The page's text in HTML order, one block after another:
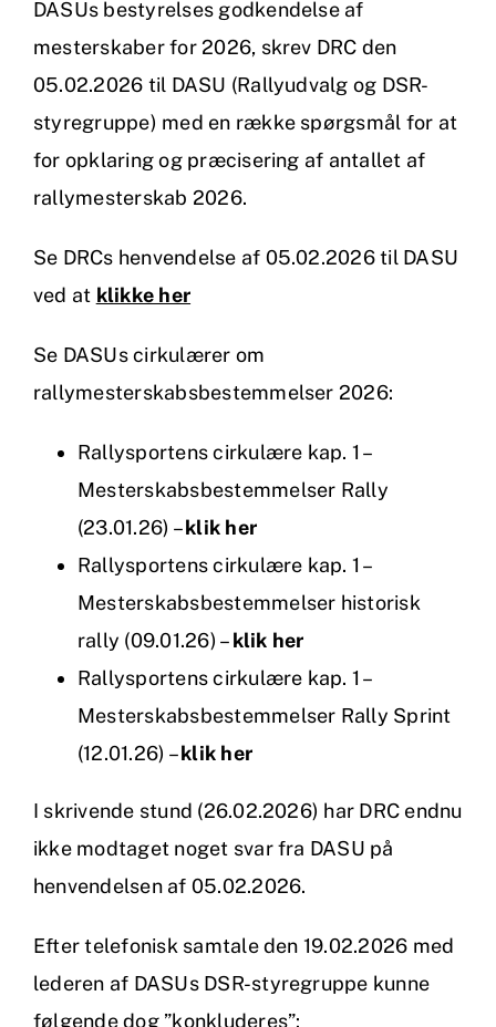
DASUs bestyrelses godkendelse af
mesterskaber for 2026, skrev DRC den
05.02.2026 til DASU (Rallyudvalg og DSR-
styregruppe) med en række spørgsmål for at
for opklaring og præcisering af antallet af
rallymesterskab 2026.
Se DRCs henvendelse af 05.02.2026 til DASU
ved at klikke her
Se DASUs cirkulærer om
rallymesterskabsbestemmelser 2026:
Rallysportens cirkulære kap. 1 –
Mesterskabsbestemmelser Rally
(23.01.26) –klik her
Rallysportens cirkulære kap. 1 –
Mesterskabsbestemmelser historisk
rally (09.01.26) –klik her
Rallysportens cirkulære kap. 1 –
Mesterskabsbestemmelser Rally Sprint
(12.01.26) –klik her
I skrivende stund (26.02.2026) har DRC endnu
ikke modtaget noget svar fra DASU på
henvendelsen af 05.02.2026.
Efter telefonisk samtale den 19.02.2026 med
lederen af DASUs DSR-styregruppe kunne
følgende dog ”konkluderes”: